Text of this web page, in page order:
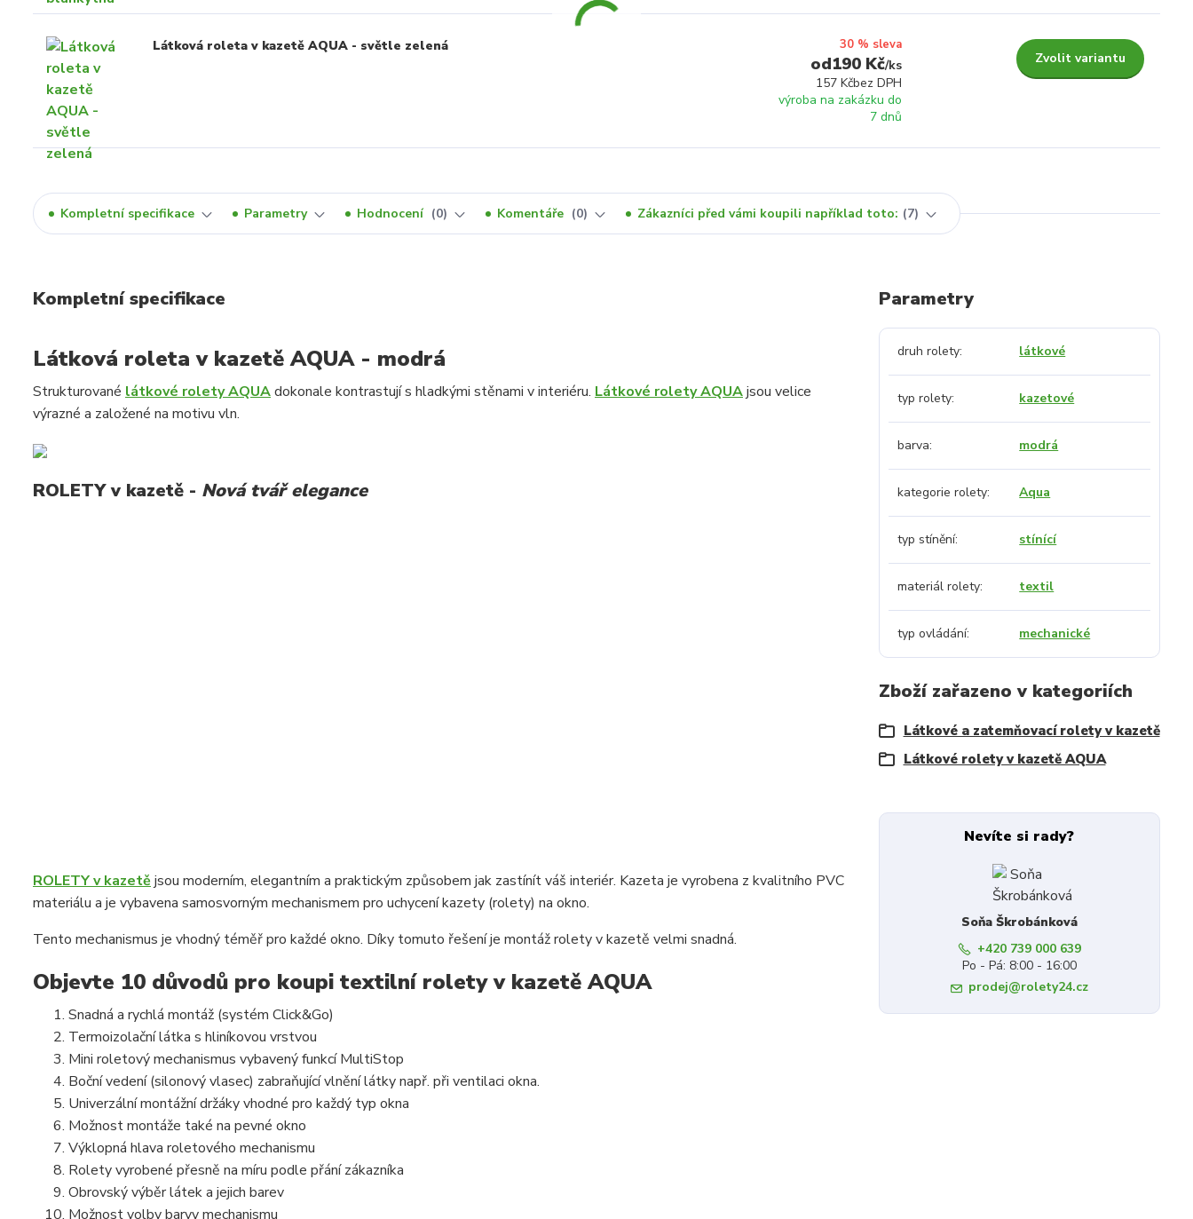
Látková roleta v kazetě AQUA - světle zelená 30 % sleva
190 Kč/ks
157 Kčbez DPH
výroba na zakázku do
7 dnů
Zvolit variantu
Kompletní specifikace Parametry Hodnocení 0 Komentáře 0 Zákazníci před vámi koupili například toto: 7
Kompletní specifikace
Látková roleta v kazetě AQUA - modrá
Strukturované látkové rolety AQUAdokonale kontrastují s hladkými stěnami v interiéru. Látkové rolety AQUAjsou velice
výrazné a založené na motivu vln.
ROLETY v kazetě - Nová tvář elegance
ROLETY v kazetě jsou moderním, elegantním a praktickým způsobem jak zastínít váš interiér. Kazeta je vyrobena z kvalitního PVC
materiálu a je vybavena samosvorným mechanismem pro uchycení kazety (rolety) na okno.
Tento mechanismus je vhodný téměř pro každé okno. Díky tomuto řešení je montáž rolety v kazetě velmi snadná.
Objevte 10 důvodů pro koupi textilní rolety v kazetě AQUA
Snadná a rychlá montáž (systém Click&Go)
Termoizolační látka s hliníkovou vrstvou
Mini roletový mechanismus vybavený funkcí MultiStop
Boční vedení (silonový vlasec) zabraňující vlnění látky např. při ventilaci okna.
Univerzální montážní držáky vhodné pro každý typ okna
Možnost montáže také na pevné okno
Výklopná hlava roletového mechanismu
Rolety vyrobené přesně na míru podle přání zákazníka
Obrovský výběr látek a jejich barev
Možnost volby barvy mechanismu
Parametry
druh rolety látkové
typ rolety kazetové
barva modrá
kategorie rolety Aqua
typ stínění stínící
materiál rolety textil
typ ovládání mechanické
Zboží zařazeno v kategoriích
Látkové a zatemňovací rolety v kazetě
Látkové rolety v kazetě AQUA
Nevíte si rady?
Soňa Škrobánková
+420 739 000 639
Po - Pá: 8:00 - 16:00
prodej@rolety24.cz